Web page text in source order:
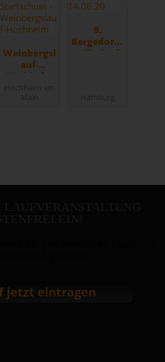
Weinbergsl
auf-
Hochheim
9.
Bergedorfe
r Citylauf
jetzt eintragen